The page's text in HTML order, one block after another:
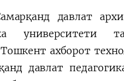
давлат
университети
ахборот
давлат